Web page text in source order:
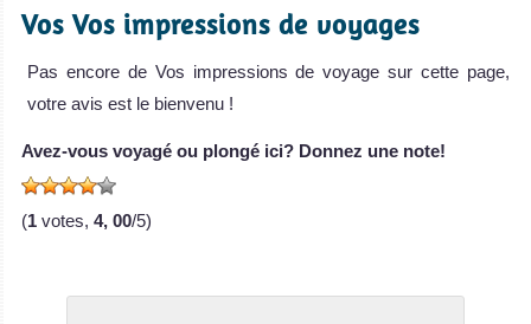
Townsville
de plongée d'Australie ! Accès vers la Grande Barrière de
Plongée
MV
Ocean
Vos Vos impressions de voyages
Pas encore de Vos impressions de voyage sur cette page,
votre avis est le bienvenu !
Avez-vous voyagé ou plongé ici? Donnez une note!
(1 votes, 4, 00/5)